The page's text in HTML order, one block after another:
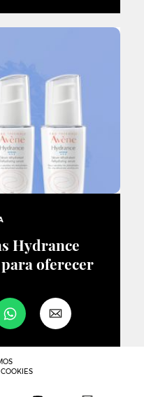
Hydrance
oferecer